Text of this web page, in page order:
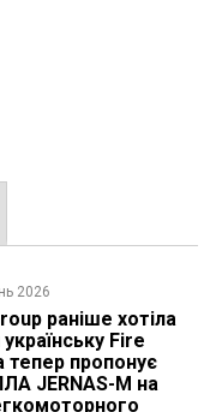
2026
раніше хотіла
Fire
тепер пропонує
JERNAS-M на